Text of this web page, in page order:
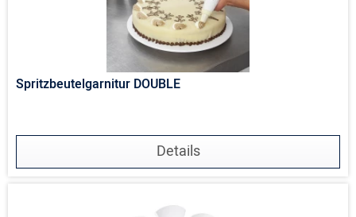
Spritzbeutelgarnitur DOUBLE
Details